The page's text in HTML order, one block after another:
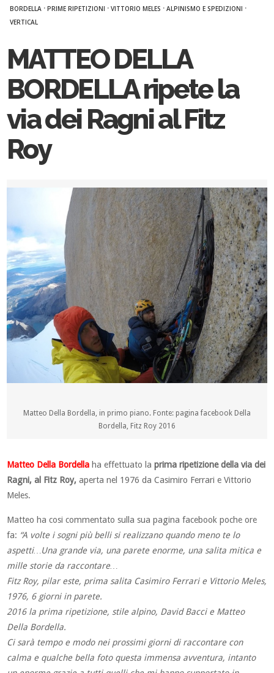
BORDELLA ·PRIME RIPETIZIONI ·VITTORIO MELES ·ALPINISMO E SPEDIZIONI ·
VERTICAL
MATTEO DELLA
BORDELLA ripete la
via dei Ragni al Fitz
Roy
Matteo Della Bordella, in primo piano. Fonte: pagina facebook Della
Bordella, Fitz Roy 2016
Matteo Della Bordella ha effettuato laprima ripetizione della via dei
Ragni, al Fitz Roy, aperta nel 1976 da Casimiro Ferrari e Vittorio
Meles.
Matteo ha cosi commentato sulla sua pagina facebook poche ore
fa: “A volte i sogni più belli si realizzano quando meno te lo
aspetti…Una grande via, una parete enorme, una salita mitica e
mille storie da raccontare…
Fitz Roy, pilar este, prima salita Casimiro Ferrari e Vittorio Meles,
1976, 6 giorni in parete.
2016 la prima ripetizione, stile alpino, David Bacci e Matteo
Della Bordella.
Ci sarà tempo e modo nei prossimi giorni di raccontare con
calma e qualche bella foto questa immensa avventura, intanto